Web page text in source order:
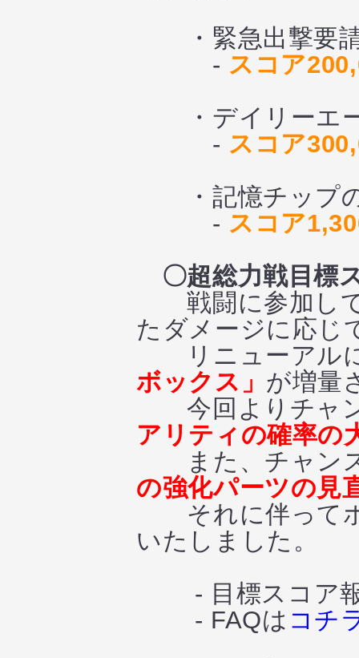
・緊急出撃要
- スコア
・デイリーエー
- スコア
・記憶チップ
- スコア
〇超総力戦目標
戦闘に参加して
たダメージに応じ
リニューアルに
ボックス」 が増量
今回よりチャン
アリティの確率の
また、チャンス
の強化パーツの見
それに伴ってボ
いたしました。
- 目標スコア報
- FAQは コチ